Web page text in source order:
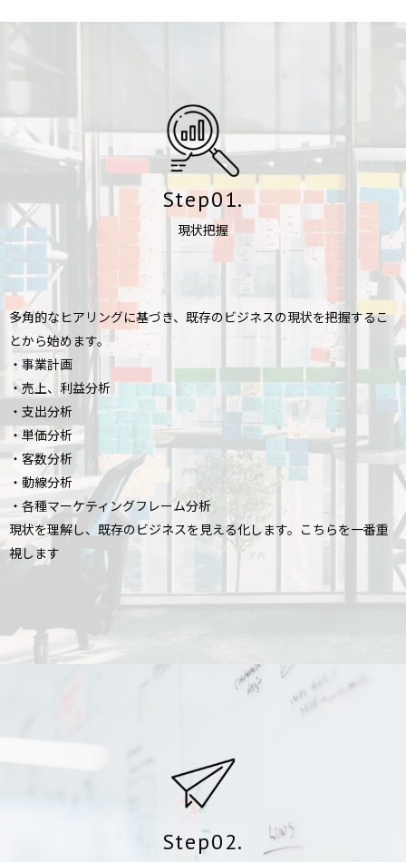
Step01.
現状把握
多角的なヒアリングに基づき、既存のビジネスの現状を把握するこ
とから始めます。
・事業計画
・売上、利益分析
・支出分析
・単価分析
・客数分析
・動線分析
・各種マーケティングフレーム分析
現状を理解し、既存のビジネスを見える化します。こちらを一番重
視します
Step02.